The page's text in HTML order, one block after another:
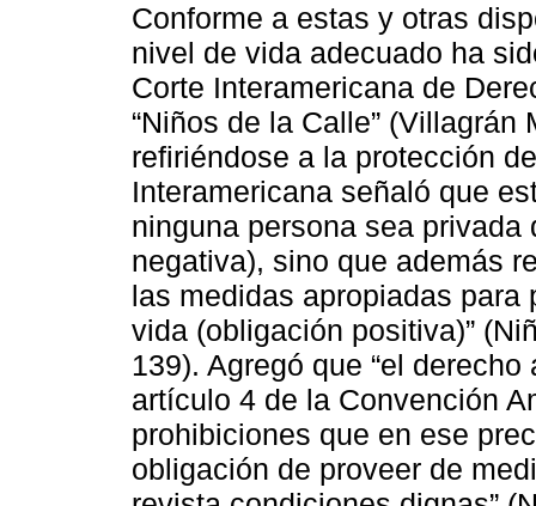
Conforme a estas y otras
nivel de vida adecuado ha
Corte Interamericana de
“Niños de la Calle”
refiriéndose a la protección
Interamericana señaló que
ninguna persona sea
negativa), sino que además
las medidas apropiadas para
vida (obligación positiva)”
139). Agregó que “el
artículo 4 de la Convención
prohibiciones que en ese
obligación de proveer de